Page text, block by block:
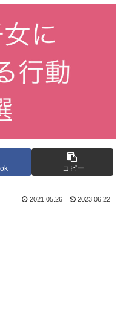
コピー
2021.05.26 2023.06.22